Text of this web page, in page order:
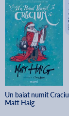
Un baiat numit
Matt Haig